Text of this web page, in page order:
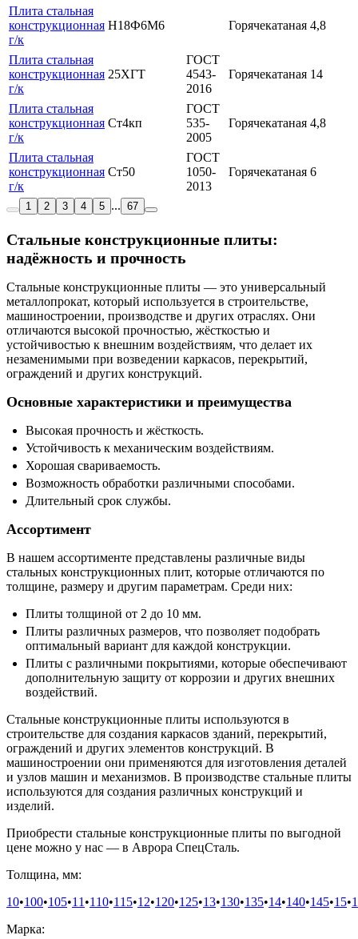
Плита стальная
конструкционная
г/к
Н18Ф6М6 Горячекатаная 4,8
Плита стальная
конструкционная
г/к
25ХГТ
ГОСТ
4543-
2016
Горячекатаная 14
Плита стальная
конструкционная
г/к
Ст4кп
ГОСТ
535-
2005
Горячекатаная 4,8
Плита стальная
конструкционная
г/к
Ст50
ГОСТ
1050-
2013
Горячекатаная 6
1 2 3 4 5 ... 67
Стальные конструкционные плиты:
надёжность и прочность
Стальные конструкционные плиты — это универсальный
металлопрокат, который используется в строительстве,
машиностроении, производстве и других отраслях. Они
отличаются высокой прочностью, жёсткостью и
устойчивостью к внешним воздействиям, что делает их
незаменимыми при возведении каркасов, перекрытий,
ограждений и других конструкций.
Основные характеристики и преимущества
Высокая прочность и жёсткость.
Устойчивость к механическим воздействиям.
Хорошая свариваемость.
Возможность обработки различными способами.
Длительный срок службы.
Ассортимент
В нашем ассортименте представлены различные виды
стальных конструкционных плит, которые отличаются по
толщине, размеру и другим параметрам. Среди них:
Плиты толщиной от 2 до 10 мм.
Плиты различных размеров, что позволяет подобрать
оптимальный вариант для каждой конструкции.
Плиты с различными покрытиями, которые обеспечивают
дополнительную защиту от коррозии и других внешних
воздействий.
Стальные конструкционные плиты используются в
строительстве для создания каркасов зданий, перекрытий,
ограждений и других элементов конструкций. В
машиностроении они применяются для изготовления деталей
и узлов машин и механизмов. В производстве стальные плиты
используются для создания различных конструкций и
изделий.
Приобрести стальные конструкционные плиты по выгодной
цене можно у нас — в Аврора СпецСталь.
Толщина, мм:
10•100•105•11•110•115•12•120•125•13•130•135•14•140•145•15•
Марка: